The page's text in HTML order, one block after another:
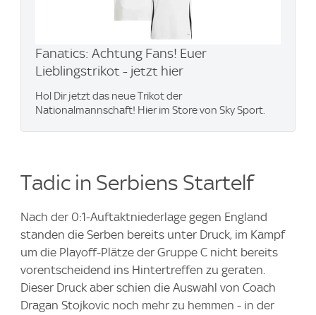
Fanatics: Achtung Fans! Euer
Lieblingstrikot - jetzt hier
Hol Dir jetzt das neue Trikot der
Nationalmannschaft! Hier im Store von Sky Sport.
Tadic in Serbiens Startelf
Nach der 0:1-Auftaktniederlage gegen England
standen die Serben bereits unter Druck, im Kampf
um die Playoff-Plätze der Gruppe C nicht bereits
vorentscheidend ins Hintertreffen zu geraten.
Dieser Druck aber schien die Auswahl von Coach
Dragan Stojkovic noch mehr zu hemmen - in der